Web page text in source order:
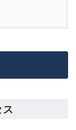
う！
のを粘る
能